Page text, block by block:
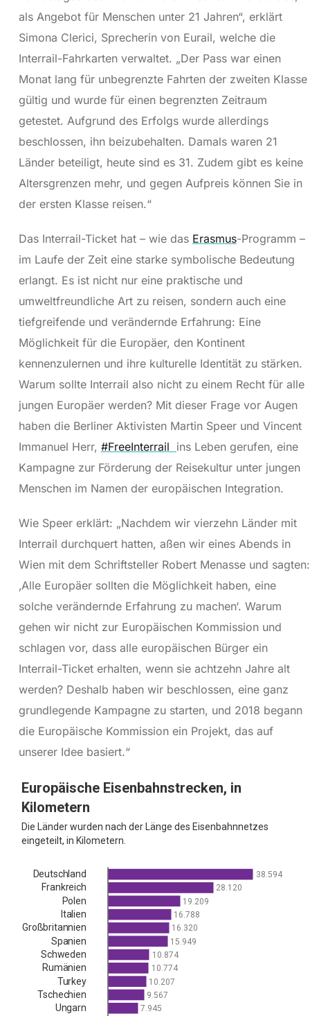
als Angebot für Menschen unter 21 Jahren“, erklärt
Simona Clerici, Sprecherin von Eurail, welche die
Interrail-Fahrkarten verwaltet. „Der Pass war einen
Monat lang für unbegrenzte Fahrten der zweiten Klasse
gültig und wurde für einen begrenzten Zeitraum
getestet. Aufgrund des Erfolgs wurde allerdings
beschlossen, ihn beizubehalten. Damals waren 21
Länder beteiligt, heute sind es 31. Zudem gibt es keine
Altersgrenzen mehr, und gegen Aufpreis können Sie in
der ersten Klasse reisen.“
Das Interrail-Ticket hat – wie das Erasmus-Programm –
im Laufe der Zeit eine starke symbolische Bedeutung
erlangt. Es ist nicht nur eine praktische und
umweltfreundliche Art zu reisen, sondern auch eine
tiefgreifende und verändernde Erfahrung: Eine
Möglichkeit für die Europäer, den Kontinent
kennenzulernen und ihre kulturelle Identität zu stärken.
Warum sollte Interrail also nicht zu einem Recht für alle
jungen Europäer werden? Mit dieser Frage vor Augen
haben die Berliner Aktivisten Martin Speer und Vincent
Immanuel Herr, #FreeInterrail ins Leben gerufen, eine
Kampagne zur Förderung der Reisekultur unter jungen
Menschen im Namen der europäischen Integration.
Wie Speer erklärt: „Nachdem wir vierzehn Länder mit
Interrail durchquert hatten, aßen wir eines Abends in
Wien mit dem Schriftsteller Robert Menasse und sagten:
‚Alle Europäer sollten die Möglichkeit haben, eine
solche verändernde Erfahrung zu machen‘. Warum
gehen wir nicht zur Europäischen Kommission und
schlagen vor, dass alle europäischen Bürger ein
Interrail-Ticket erhalten, wenn sie achtzehn Jahre alt
werden? Deshalb haben wir beschlossen, eine ganz
grundlegende Kampagne zu starten, und 2018 begann
die Europäische Kommission ein Projekt, das auf
unserer Idee basiert.“